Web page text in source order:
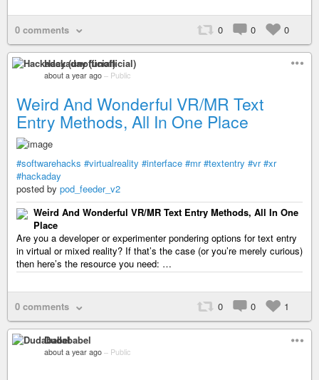
0 comments 0 0 0
Hackaday (unofficial)
about a year ago – Public
Weird And Wonderful VR/MR Text
Entry Methods, All In One Place
#softwarehacks #virtualreality #interface #mr #textentry #vr #xr
#hackaday
posted by pod_feeder_v2
Weird And Wonderful VR/MR Text Entry Methods, All In One
Place
Are you a developer or experimenter pondering options for text entry
in virtual or mixed reality? If that’s the case (or you’re merely curious)
then here’s the resource you need: …
0 comments 0 0 1
Dudababel
about a year ago – Public